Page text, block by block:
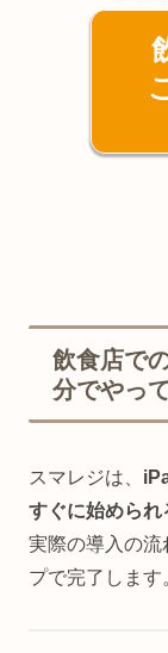
飲食店で
分でやっ
スマレジは、
すぐに始められ
実際の導入の流
プで完了します